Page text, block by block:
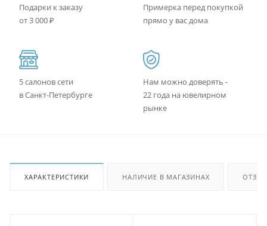
Подарки к заказу
от 3 000 ₽
Примерка перед покупкой
прямо у вас дома
5 салонов сети
в Санкт-Петербурге
Нам можно доверять -
22 года на ювелирном
рынке
ХАРАКТЕРИСТИКИ НАЛИЧИЕ В МАГАЗИНАХ